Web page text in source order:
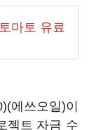
마토 유료
(에쓰오일)이
젝트 자금 수